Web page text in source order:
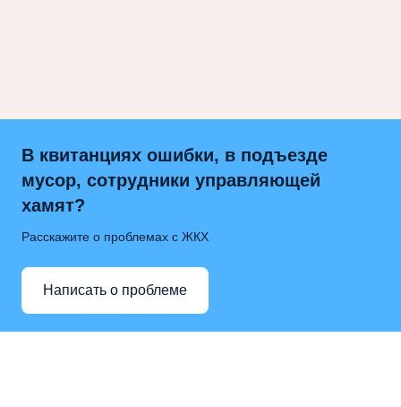
В квитанциях ошибки, в подъезде
мусор, сотрудники управляющей
хамят?
Расскажите о проблемах с ЖКХ
Написать о проблеме